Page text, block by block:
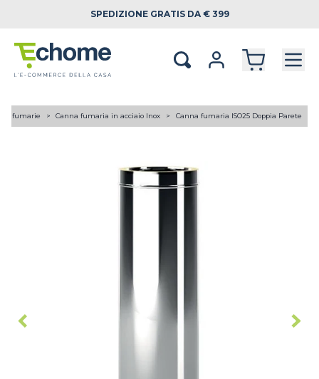
SPEDIZIONE GRATIS DA € 399
fumarie Canna fumaria in acciaio Inox Canna fumaria ISO25 Doppia Parete